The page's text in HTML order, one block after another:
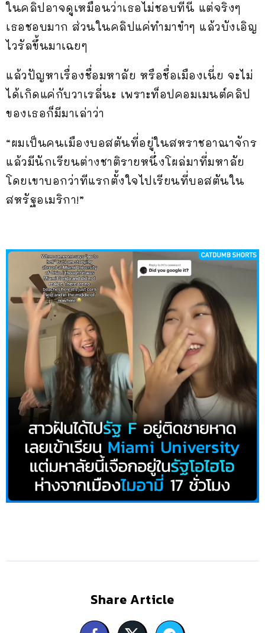
ในคลิปอาจดูเหมือนว่าเธอไม่ชอบที่นี่ แต่จริงๆ
เธอชอบมาก ส่วนในคลิปแค่ทำมาขำๆ แล้วบังเอิญ
ไวรัลขึ้นมาเฉยๆ
แล้วปัญหาเรื่องชื่อมหาลัย หรือชื่อเมืองเนี่ย จะไม่
ได้เกิดแค่กับวาเรลี่นะ เพราะท็อปคอมเมนต์คลิป
ของเธอก็มีมาเล่าว่า
“ผมเป็นคนเมืองบอสตันที่อยู่ในสหราชอาณาจักร
แล้วมีนักเรียนต่างชาติรายหนึ่งโผล่มาที่มหาลัย
โดยเขาบอกว่าทีแรกตั้งใจไปเรียนที่บอสตันใน
สหรัฐอเมริกา!”
Share Article